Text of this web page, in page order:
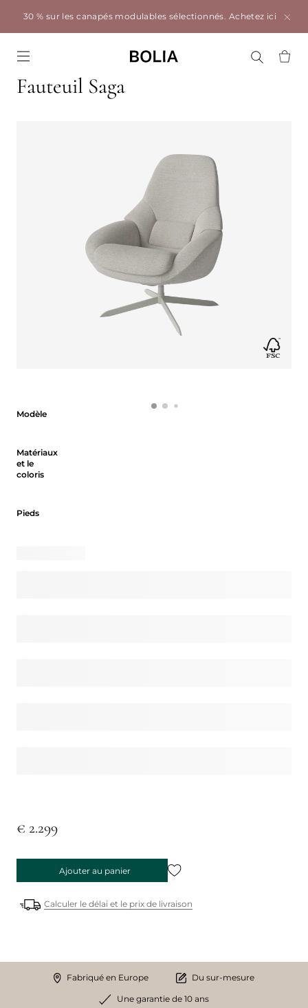
30 % sur les canapés modulables sélectionnés. Achetez ici
Fauteuil Saga
Modèle
Matériaux
et le
coloris
Pieds
€ 2.299
Ajouter au panier
Calculer le délai et le prix de livraison
Fabriqué en Europe Du sur-mesure
Une garantie de 10 ans